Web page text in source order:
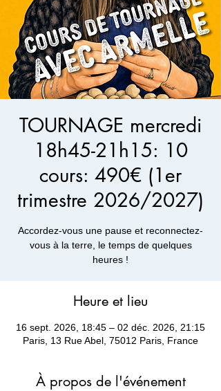
TOURNAGE mercredi
18h45-21h15: 10
cours: 490€ (1er
trimestre 2026/2027)
Accordez-vous une pause et reconnectez-
vous à la terre, le temps de quelques
heures !
Heure et lieu
16 sept. 2026, 18:45 – 02 déc. 2026, 21:15
Paris, 13 Rue Abel, 75012 Paris, France
À propos de l'événement